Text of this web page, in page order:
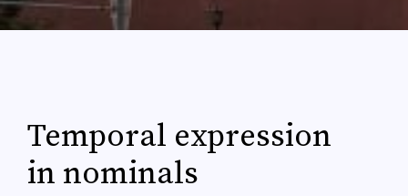
Temporal expression
in nominals